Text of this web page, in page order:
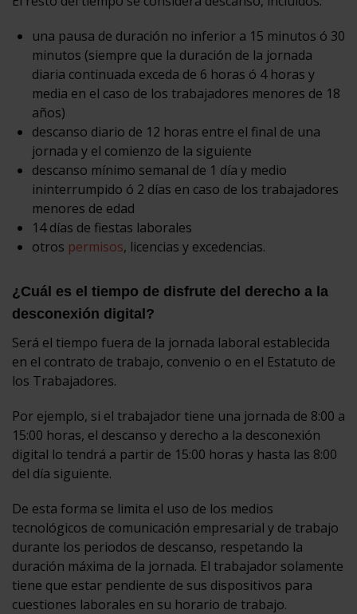
una pausa de duración no inferior a 15 minutos ó 30
minutos (siempre que la duración de la jornada
diaria continuada exceda de 6 horas ó 4 horas y
media en el caso de los trabajadores menores de 18
años)
descanso diario de 12 horas entre el final de una
jornada y el comienzo de la siguiente
descanso mínimo semanal de 1 día y medio
ininterrumpido ó 2 días en caso de los trabajadores
menores de edad
14 días de fiestas laborales
otros permisos, licencias y excedencias.
¿Cuál es el tiempo de disfrute del derecho a la
desconexión digital?
Será el tiempo fuera de la jornada laboral establecida
en el contrato de trabajo, convenio o en el Estatuto de
los Trabajadores.
Por ejemplo, si el trabajador tiene una jornada de 8:00 a
15:00 horas, el descanso y derecho a la desconexión
digital lo tendrá a partir de 15:00 horas y hasta las 8:00
del día siguiente.
De esta forma se limita el uso de los medios
tecnológicos de comunicación empresarial y de trabajo
durante los periodos de descanso, respetando la
duración máxima de la jornada. El trabajador solamente
tiene que estar pendiente de sus dispositivos para
cuestiones laborales en su horario de trabajo.